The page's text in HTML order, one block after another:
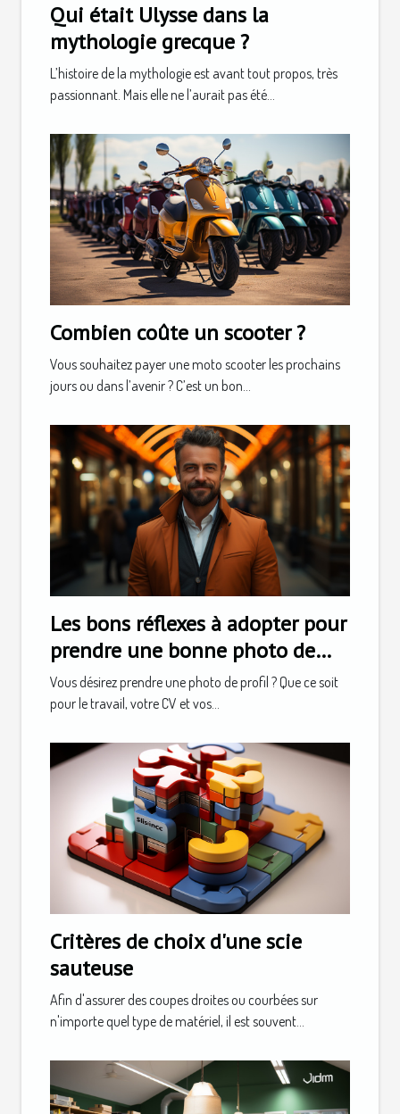
Qui était Ulysse dans la
mythologie grecque ?
L’histoire de la mythologie est avant tout propos, très
passionnant. Mais elle ne l’aurait pas été...
Combien coûte un scooter ?
Vous souhaitez payer une moto scooter les prochains
jours ou dans l’avenir ? C’est un bon...
Les bons réflexes à adopter pour
prendre une bonne photo de
profil
Vous désirez prendre une photo de profil ? Que ce soit
pour le travail, votre CV et vos...
Critères de choix d'une scie
sauteuse
Afin d'assurer des coupes droites ou courbées sur
n'importe quel type de matériel, il est souvent...